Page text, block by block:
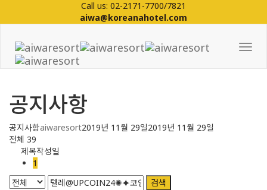
Call us: 02-2171-7700/7821
aiwa@koreanahotel.com
공지사항
공지사항aiwaresort2019년 11월 29일2019년 11월 29일
전체 39
제목작성일
1
검색